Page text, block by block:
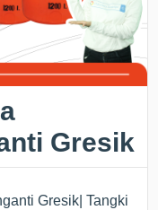
Gresik
Gresik| Tangki